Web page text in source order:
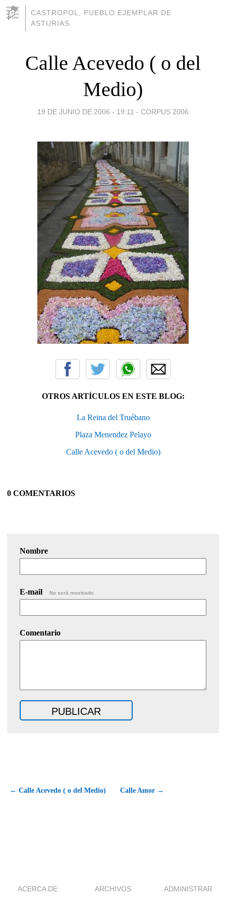
CASTROPOL, PUEBLO EJEMPLAR DE
ASTURIAS
Calle Acevedo ( o del
Medio)
19 DE JUNIO DE 2006 - 19:11 - CORPUS 2006
OTROS ARTÍCULOS EN ESTE BLOG:
La Reina del Truébano
Plaza Menendez Pelayo
Calle Acevedo ( o del Medio)
0 COMENTARIOS
Nombre
E-mail No será mostrado.
Comentario
← Calle Acevedo ( o del Medio) Calle Amor →
ACERCA DE ARCHIVOS ADMINISTRAR